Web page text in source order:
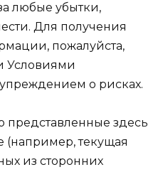
любые убытки,
Для получения
пожалуйста,
Условиями
о рисках.
представленные здесь
(например, текущая
из сторонних